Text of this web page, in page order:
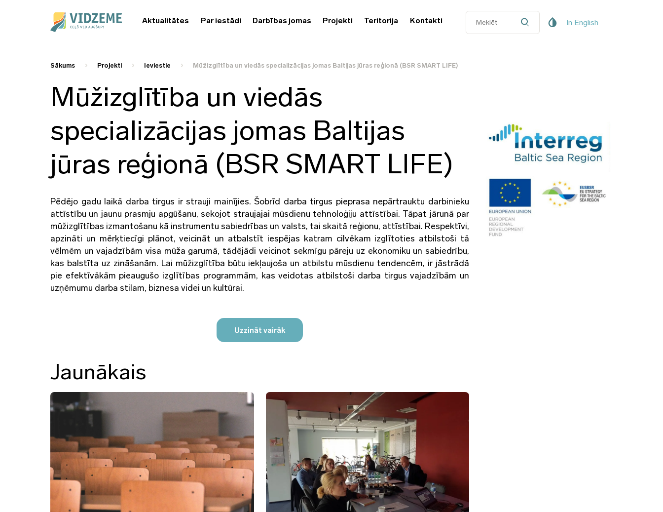
Aktualitātes Par iestādi Darbības jomas Projekti Teritorija Kontakti In English
Sākums Projekti Ieviestie Mūžizglītība un viedās specializācijas jomas Baltijas jūras reģionā (BSR SMART LIFE)
Mūžizglītība un viedās
specializācijas jomas Baltijas
jūras reģionā (BSR SMART LIFE)
Pēdējo gadu laikā darba tirgus ir strauji mainījies. Šobrīd darba tirgus pieprasa nepārtrauktu darbinieku
attīstību un jaunu prasmju apgūšanu, sekojot straujajai mūsdienu tehnoloģiju attīstībai. Tāpat jārunā par
mūžizglītības izmantošanu kā instrumentu sabiedrības un valsts, tai skaitā reģionu, attīstībai. Respektīvi,
apzināti un mērķtiecīgi plānot, veicināt un atbalstīt iespējas katram cilvēkam izglītoties atbilstoši tā
vēlmēm un vajadzībām visa mūža garumā, tādējādi veicinot sekmīgu pāreju uz ekonomiku un sabiedrību,
kas balstīta uz zināšanām. Lai mūžizglītība būtu iekļaujoša un atbilstu mūsdienu tendencēm, ir jāstrādā
pie efektīvākām pieaugušo izglītības programmām, kas veidotas atbilstoši darba tirgus vajadzībām un
uzņēmumu darba stilam, biznesa videi un kultūrai.
Uzzināt vairāk
Jaunākais